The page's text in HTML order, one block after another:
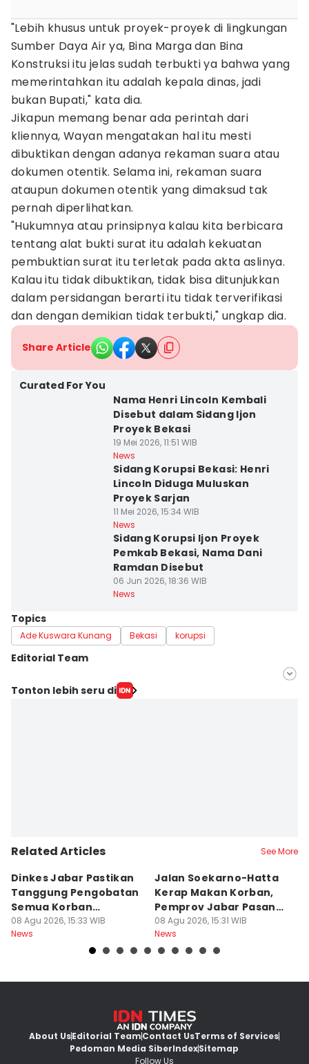
"Lebih khusus untuk proyek-proyek di lingkungan
Sumber Daya Air ya, Bina Marga dan Bina
Konstruksi itu jelas sudah terbukti ya bahwa yang
memerintahkan itu adalah kepala dinas, jadi
bukan Bupati," kata dia.
Jikapun memang benar ada perintah dari
kliennya, Wayan mengatakan hal itu mesti
dibuktikan dengan adanya rekaman suara atau
dokumen otentik. Selama ini, rekaman suara
ataupun dokumen otentik yang dimaksud tak
pernah diperlihatkan.
"Hukumnya atau prinsipnya kalau kita berbicara
tentang alat bukti surat itu adalah kekuatan
pembuktian surat itu terletak pada akta aslinya.
Kalau itu tidak dibuktikan, tidak bisa ditunjukkan
dalam persidangan berarti itu tidak terverifikasi
dan dengan demikian tidak terbukti," ungkap dia.
Share Article
Curated For You
Nama Henri Lincoln Kembali
Disebut dalam Sidang Ijon
Proyek Bekasi
19 Mei 2026, 11:51 WIB
News
Sidang Korupsi Bekasi: Henri
Lincoln Diduga Muluskan
Proyek Sarjan
11 Mei 2026, 15:34 WIB
News
Sidang Korupsi Ijon Proyek
Pemkab Bekasi, Nama Dani
Ramdan Disebut
06 Jun 2026, 18:36 WIB
News
Topics
Ade Kuswara Kunang Bekasi korupsi
Editorial Team
Editor
Tonton lebih seru di
Related Articles See More
Dinkes Jabar Pastikan
Tanggung Pengobatan
Semua Korban
Kekerasan dan Begal
08 Agu 2026, 15:33 WIB
News
Jalan Soekarno-Hatta
Kerap Makan Korban,
Pemprov Jabar Pasang
PJU-JPO
08 Agu 2026, 15:31 WIB
News
About UsEditorial TeamContact UsTerms of Services
Pedoman Media SiberIndexSitemap
Follow Us